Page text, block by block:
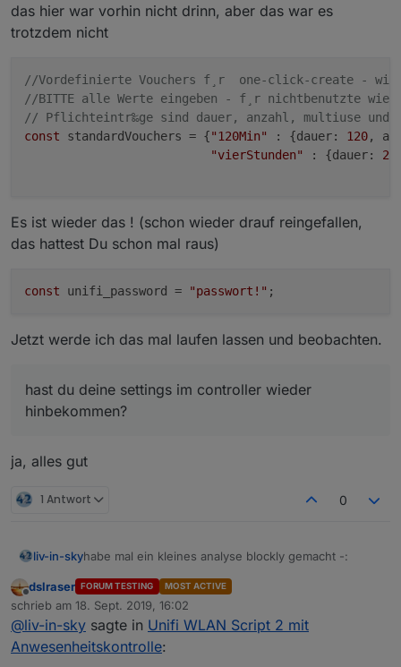
das hier war vorhin nicht drinn, aber das war es
trotzdem nicht
//Vordefinierte Vouchers f¸r  one-click-create - wird
//BITTE alle Werte eingeben - f¸r nichtbenutzte wie
// Pflichteintr‰ge sind dauer, anzahl, multiuse
const standardVouchers = {"120Min" : {dauer: 120,
"vierStunden"
: {dauer:
Es ist wieder das ! (schon wieder drauf reingefallen,
das hattest Du schon mal raus)
const unifi_password = "passwort!"
Jetzt werde ich das mal laufen lassen und beobachten.
hast du deine settings im controller wieder
hinbekommen?
ja, alles gut
1 Antwort 0
liv-in-skyhabe mal ein kleines analyse blockly gemacht -:
es wird bei allen clients , die auf false gehen
getriggert und zeigt sie im log an - (als warning) - die
version des javascript-adapters muss größer als
4.1.12 sein, da sonst das blockly nicht importiert
werden kann.
bei zu vielen clients, die gleichzeitig auf false gehen
muss der punkt/variable "problemWLAN" auf true
Offline
dslraser FORUM TESTING MOST ACTIVE
schrieb am 18. Sept. 2019, 16:02
zuletzt editiert von
@liv-in-sky sagte in Unifi WLAN Script 2 mit
Anwesenheitskontrolle: